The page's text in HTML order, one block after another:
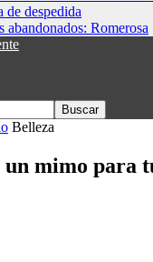
de despedida
abandonados: Romerosa
Belleza
un mimo para